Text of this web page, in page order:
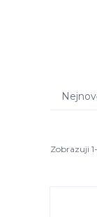
Zobrazuji 1-